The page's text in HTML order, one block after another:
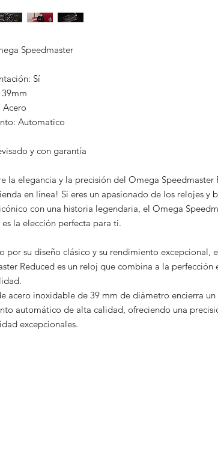
Speedmaster
Sí
Acero
Automatico
y con garantía
la elegancia y la precisión del Omega Speedmaster
en línea! Si eres un apasionado de los relojes y
con una historia legendaria, el Omega
es la elección perfecta para ti.
por su diseño clásico y su rendimiento excepcional,
Reduced es un reloj que combina a la perfección
acero inoxidable de 39 mm de diámetro encierra un
automático de alta calidad, ofreciendo una
excepcionales.